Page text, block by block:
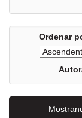
Ordenar